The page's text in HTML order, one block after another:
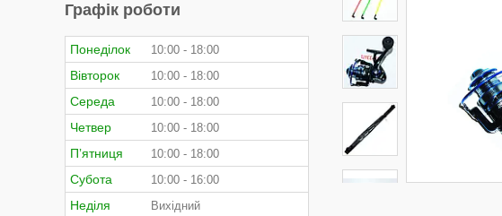
Графік роботи
Понеділок 10:00 18:00
Вівторок 10:00 18:00
Середа 10:00 18:00
Четвер 10:00 18:00
Пʼятниця 10:00 18:00
Субота 10:00 16:00
Неділя Вихідний